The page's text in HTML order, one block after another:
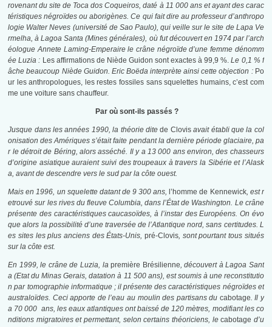
rovenant du site de Toca dos Coqueiros, daté à 11 000 ans et ayant des carac
téristiques négroïdes ou aborigènes. Ce qui fait dire au professeur d’anthropo
logie Walter Neves (université de Sao Paulo), qui veille sur le site de Lapa Ve
rmelha, à Lagoa Santa (Mines générales), où fut découvert en 1974 par l’arch
éologue Annete Laming-Emperaire le crâne négroïde d’une femme dénomm
ée Luzia : Les affirmations de Niède Guidon sont exactes à 99,9 %. Le 0,1 % f
âche beaucoup Niède Guidon. Eric Boëda interprète ainsi cette objection : Po
ur les anthropologues, les restes fossiles sans squelettes humains, c’est com
me une voiture sans chauffeur.
Par où sont-ils passés ?
Jusque dans les années 1990, la théorie ditede Clovisavait établi que la col
onisation des Amériques s’était faite pendant la dernière période glaciaire, pa
r le détroit de Béring, alors asséché. Il y a 13 000 ans environ, des chasseurs
d’origine asiatique auraient suivi des troupeaux à travers la Sibérie et l’Alask
a, avant de descendre vers le sud par la côte ouest.
Mais en 1996, un squelette datant de 9 300 ans, l’homme de Kennewick, est r
etrouvé sur les rives du fleuve Columbia, dans l’État de Washington. Le crâne
présente des caractéristiques caucasoïdes, à l’instar des Européens. On évo
que alors la possibilité d’une traversée de l’Atlantique nord, sans certitudes. L
es sites les plus anciens des États-Unis,pré-Clovis, sont pourtant tous situés
sur la côte est.
En 1999, le crâne de Luzia, lapremière Brésilienne, découvert à Lagoa Sant
a (Etat du Minas Gerais, datation à 11 500 ans), est soumis à une reconstitutio
n par tomographie informatique ; il présente des caractéristiques négroïdes et
australoïdes. Ceci apporte de l’eau au moulin des partisans du cabotage. Il y
a 70 000 ans, les eaux atlantiques ont baissé de 120 mètres, modifiant les co
nditions migratoires et permettant, selon certains théoriciens, lecabotage d’u